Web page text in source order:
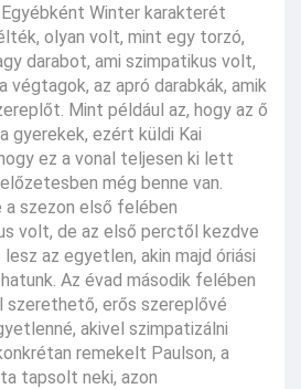
Winter karakterét
olyan volt, mint egy torzó,
darabot, ami szimpatikus volt,
végtagok, az apró darabkák, amik
Mint például az, hogy az ő
gyerekek, ezért küldi Kai
ez a vonal teljesen ki lett
még benne van.
a szezon első felében
volt, de az első perctől kezdve
az egyetlen, akin majd óriási
Az évad második felében
szerethető, erős szereplővé
akivel szimpatizálni
remekelt Paulson, a
tapsolt neki, azon